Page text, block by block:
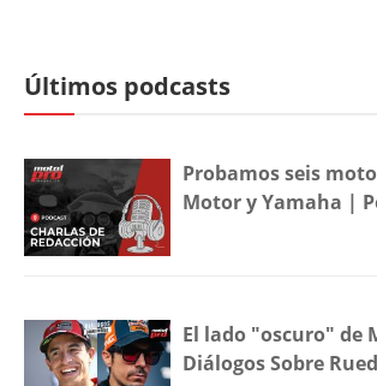
Últimos podcasts
Probamos seis
Motor y Yamaha |
El lado "oscuro" de
Diálogos Sobre